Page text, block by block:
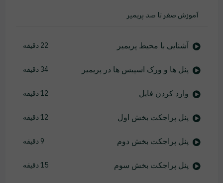
آموزش صفر تا صد پریمیر
آشنایی با محیط پریمیر 22 دقیقه
پنل ها و ورک اسپیس ها در پریمیر 34 دقیقه
وارد کردن فایل 12 دقیقه
پنل پراجکت بخش اول 12 دقیقه
پنل پراجکت بخش دوم 9 دقیقه
پنل پراجکت بخش سوم 15 دقیقه